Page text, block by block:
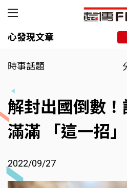
心發現文章
時事話題
解封出國倒數
滿滿 「這一招
2022/09/27